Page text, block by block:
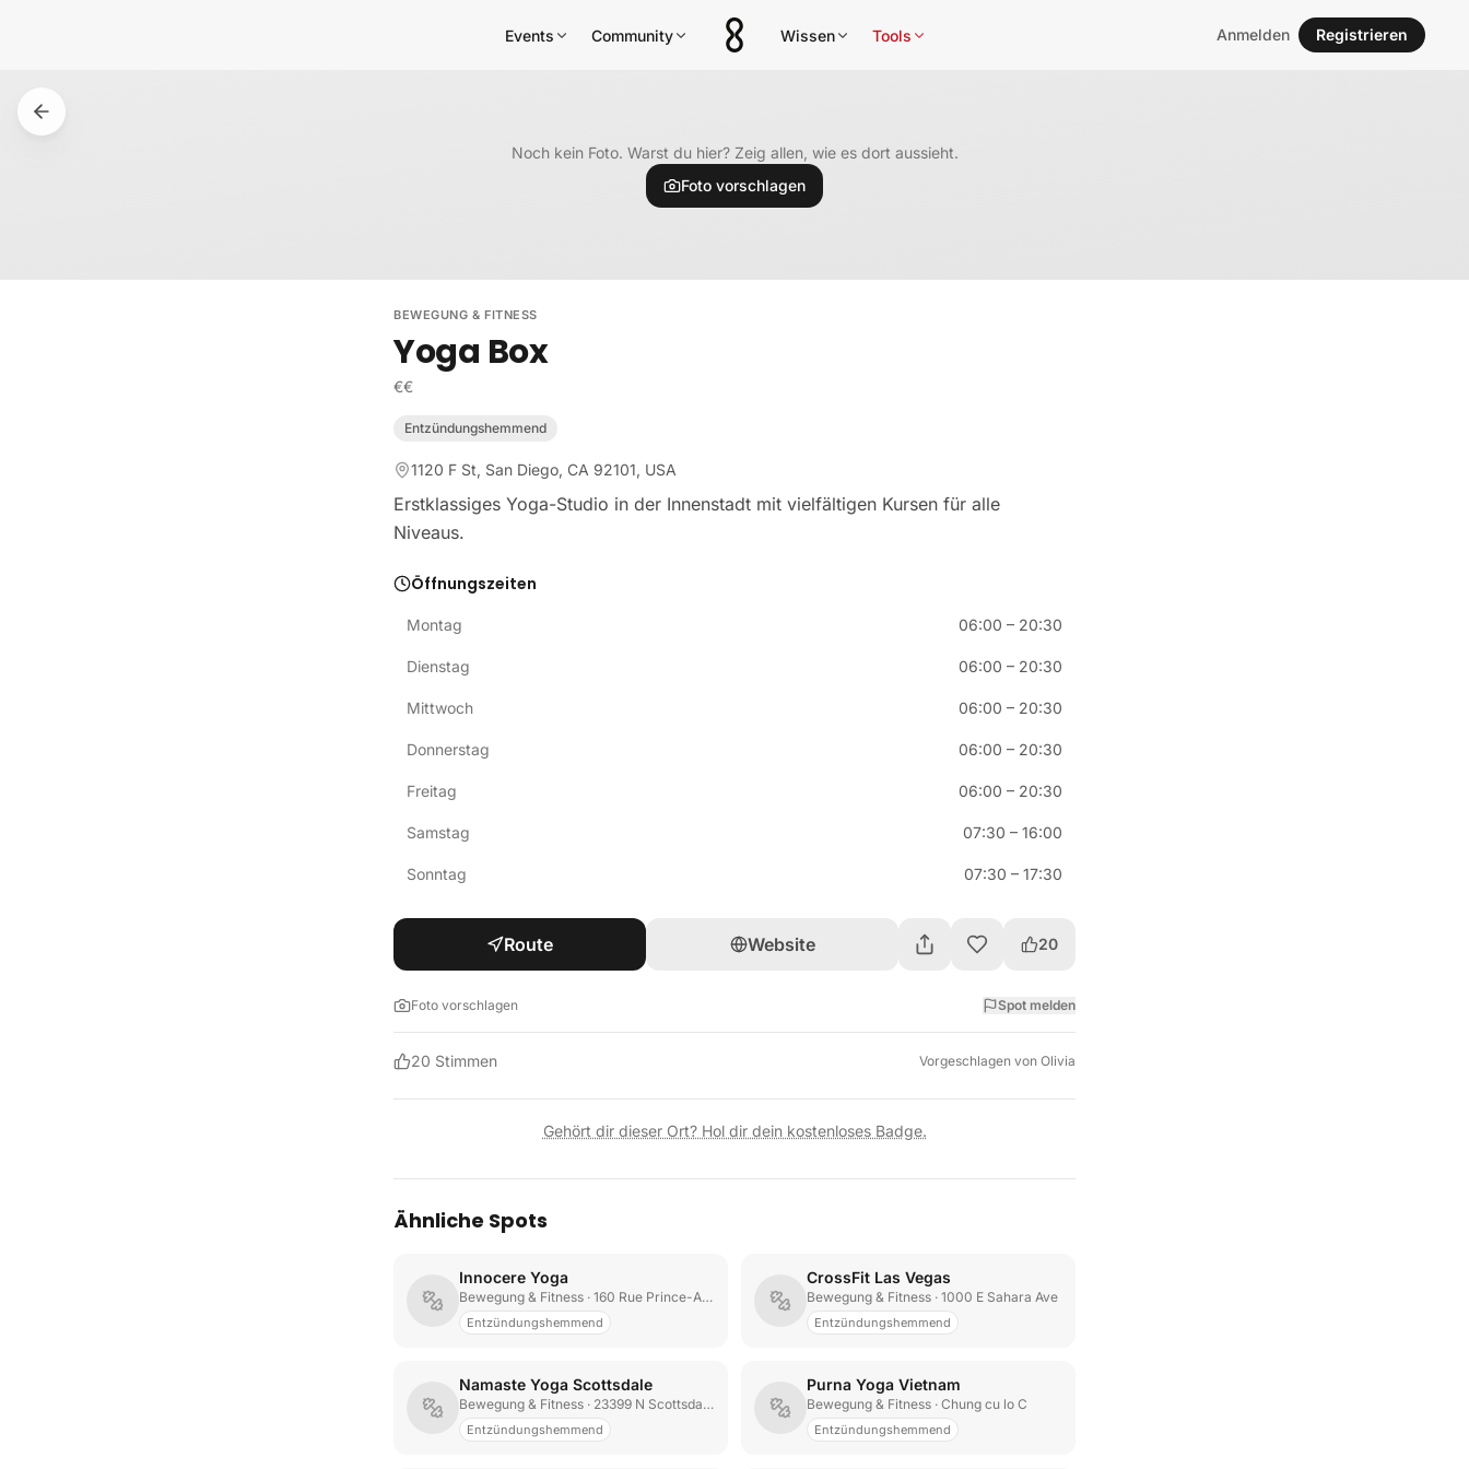
Events Community Wissen Tools Anmelden Registrieren
Noch kein Foto. Warst du hier? Zeig allen, wie es dort aussieht.
Foto vorschlagen
BEWEGUNG & FITNESS
Yoga Box
€€
Entzündungshemmend
1120 F St, San Diego, CA 92101, USA
Erstklassiges Yoga-Studio in der Innenstadt mit vielfältigen Kursen für alle
Niveaus.
Öffnungszeiten
Montag 06:00 – 20:30
Dienstag 06:00 – 20:30
Mittwoch 06:00 – 20:30
Donnerstag 06:00 – 20:30
Freitag 06:00 – 20:30
Samstag 07:30 – 16:00
Sonntag 07:30 – 17:30
Route Website 20
Foto vorschlagen Spot melden
20 Stimmen Vorgeschlagen von Olivia
Gehört dir dieser Ort? Hol dir dein kostenloses Badge.
Ähnliche Spots
Innocere Yoga
Bewegung & Fitness · 160 Rue Prince-Arthur E
Entzündungshemmend
CrossFit Las Vegas
Bewegung & Fitness · 1000 E Sahara Ave
Entzündungshemmend
Namaste Yoga Scottsdale
Bewegung & Fitness · 23399 N Scottsdale Rd
Entzündungshemmend
Purna Yoga Vietnam
Bewegung & Fitness · Chung cu lo C
Entzündungshemmend